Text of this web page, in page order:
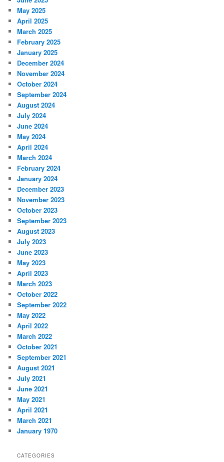
May 2025
April 2025
March 2025
February 2025
January 2025
December 2024
November 2024
October 2024
September 2024
August 2024
July 2024
June 2024
May 2024
April 2024
March 2024
February 2024
January 2024
December 2023
November 2023
October 2023
September 2023
August 2023
July 2023
June 2023
May 2023
April 2023
March 2023
October 2022
September 2022
May 2022
April 2022
March 2022
October 2021
September 2021
August 2021
July 2021
June 2021
May 2021
April 2021
March 2021
January 1970
CATEGORIES